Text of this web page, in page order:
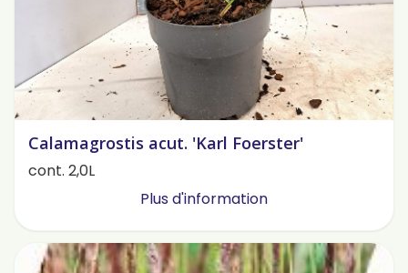
Calamagrostis acut. 'Karl Foerster'
cont. 2,0L
Plus d'information